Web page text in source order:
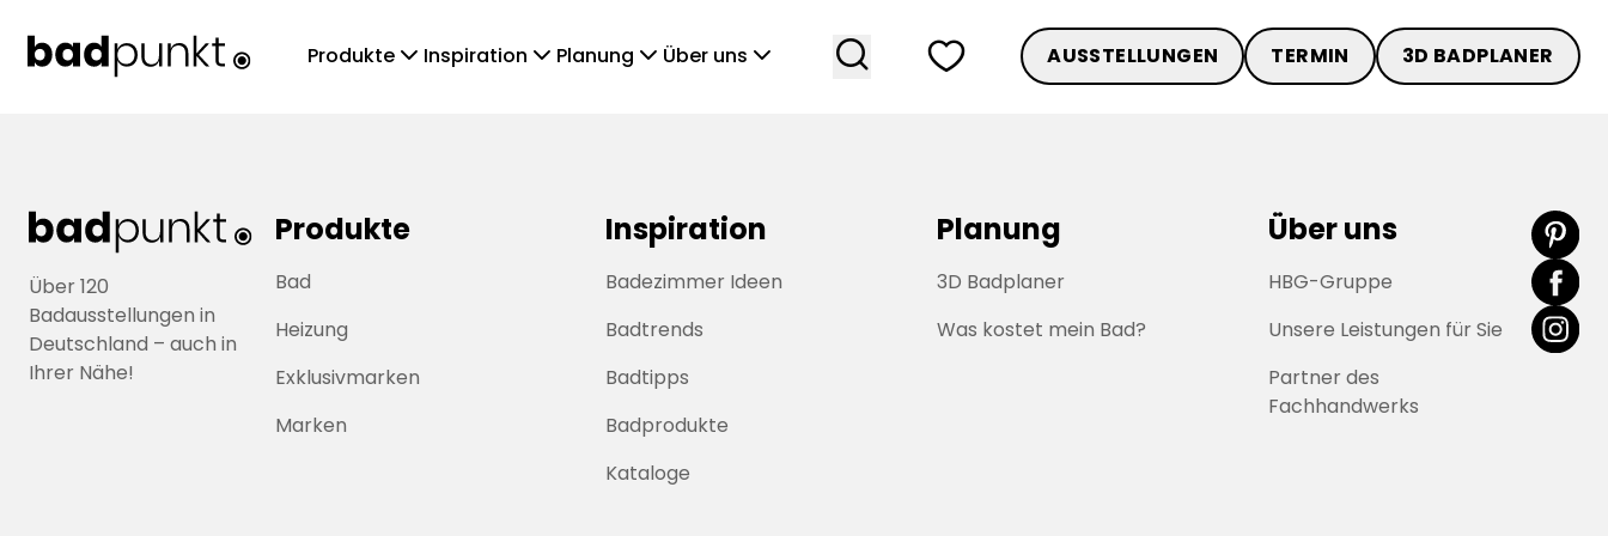
Produkte chevronDown Inspiration chevronDown Planung chevronDown Über uns chevronDown search heart AUSSTELLUNGEN TERMIN 3D BADPLANER
Über 120
Badausstellungen in
Deutschland – auch in
Ihrer Nähe!
Produkte
Bad
Heizung
Exklusivmarken
Marken
Inspiration
Badezimmer Ideen
Badtrends
Badtipps
Badprodukte
Kataloge
Planung
3D Badplaner
Was kostet mein Bad?
Über uns
HBG-Gruppe
Unsere Leistungen für Sie
Partner des
Fachhandwerks